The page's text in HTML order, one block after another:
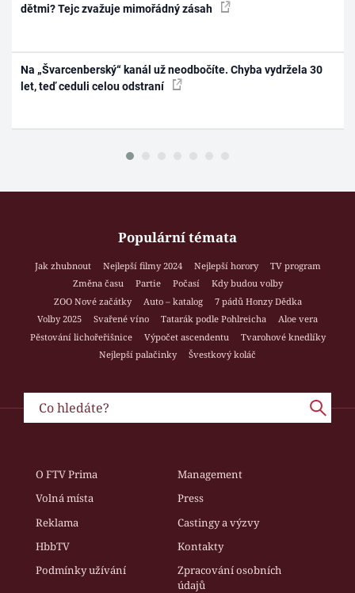
dětmi? Tejc zvažuje mimořádný zásah
Na „Švarcenberský“ kanál už neodbočíte. Chyba vydržela 30
let, teď ceduli celou odstraní
Populární témata
Jak zhubnout Nejlepší filmy 2024 Nejlepší horory
TV program
Změna času
Partie Počasí
Kdy budou volby
ZOO Nové začátky
Auto – katalog
7 pádů Honzy Dědka
Volby 2025
Svařené víno Tatarák podle Pohlreicha
Aloe vera
Pěstování lichořeřišnice
Výpočet ascendentu
Tvarohové knedlíky
Nejlepší palačinky
Švestkový koláč
O FTV Prima
Management
Volná místa
Press
Reklama
Castingy a výzvy
HbbTV
Kontakty
Podmínky užívání
Zpracování osobních
údajů